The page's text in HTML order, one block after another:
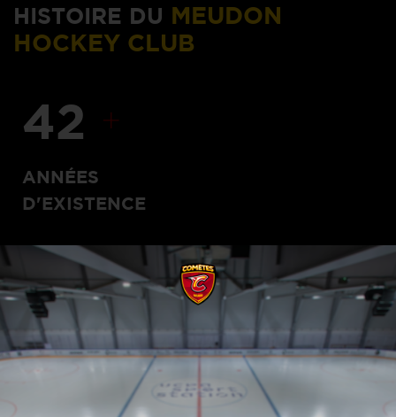
HISTOIRE DU MEUDON
HOCKEY CLUB
45 +
ANNÉES
D'EXISTENCE
La Patinoire de Meudon-la-Forêt fut ouverte le 7 Février
1974 à la Pointe de Trivaux. Dès 1976, une section hockey sur
glace est fondée au sein de l’Association Sportive
Meudonnaise avec d’autres sports de glace
EN SAVOIR PLUS